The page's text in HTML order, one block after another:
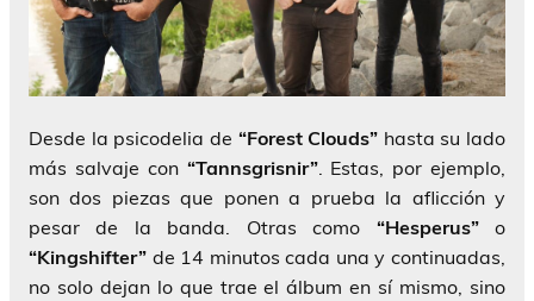
Desde la psicodelia de “Forest Clouds” hasta su lado
más salvaje con “Tannsgrisnir”. Estas, por ejemplo,
son dos piezas que ponen a prueba la aflicción y
pesar de la banda. Otras como “Hesperus”o
“Kingshifter” de 14 minutos cada una y continuadas,
no solo dejan lo que trae el álbum en sí mismo, sino